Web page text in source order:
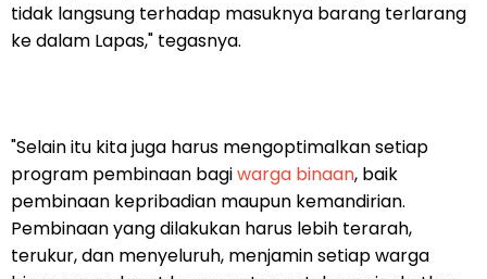
tidak langsung terhadap masuknya barang terlarang
ke dalam Lapas," tegasnya.
"Selain itu kita juga harus mengoptimalkan setiap
program pembinaan bagiwarga binaan, baik
pembinaan kepribadian maupun kemandirian.
Pembinaan yang dilakukan harus lebih terarah,
terukur, dan menyeluruh, menjamin setiap warga